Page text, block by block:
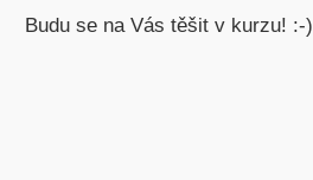
Budu se na Vás těšit v kurzu! :-)